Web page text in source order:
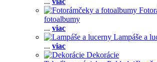
fotoalbumy
... viac
Lampáše a
... viac
Dekorácie